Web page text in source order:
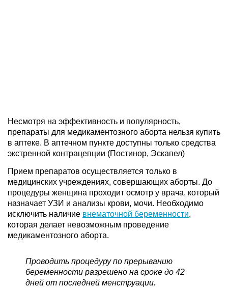
Несмотря на эффективность и популярность,
препараты для медикаментозного аборта нельзя купить
в аптеке. В аптечном пункте доступны только средства
экстренной контрацепции (Постинор, Эскапел)
Прием препаратов осуществляется только в
медицинских учреждениях, совершающих аборты. До
процедуры женщина проходит осмотр у врача, который
назначает УЗИ и анализы крови, мочи. Необходимо
исключить наличие внематочной беременности,
которая делает невозможным проведение
медикаментозного аборта.
Проводить процедуру по прерыванию
беременности разрешено на сроке до 42
дней от последней менструации.